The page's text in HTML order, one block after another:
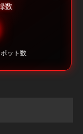
数
ット数